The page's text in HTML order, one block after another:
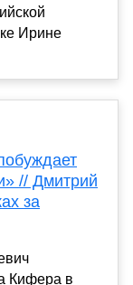
Ирине
// Дмитрий
за
Кифера в